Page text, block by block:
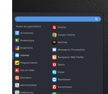
Gaming
Enseignement Cours